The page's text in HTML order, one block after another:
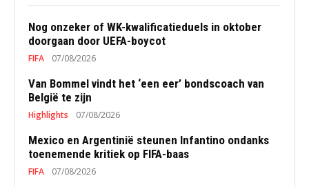
Nog onzeker of WK-kwalificatieduels in oktober
doorgaan door UEFA-boycot
FIFA 07/08/2026
Van Bommel vindt het ‘een eer’ bondscoach van
België te zijn
Highlights 07/08/2026
Mexico en Argentinië steunen Infantino ondanks
toenemende kritiek op FIFA-baas
FIFA 07/08/2026